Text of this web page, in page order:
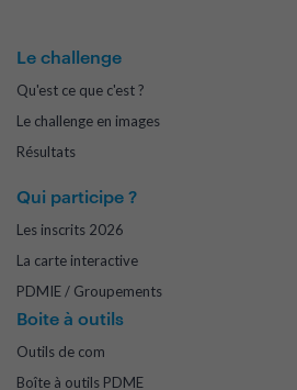
Le challenge
Qu'est ce que c'est ?
Le challenge en images
Résultats
Qui participe ?
Les inscrits 2026
La carte interactive
PDMIE / Groupements
Boite à outils
Outils de com
Boîte à outils PDME